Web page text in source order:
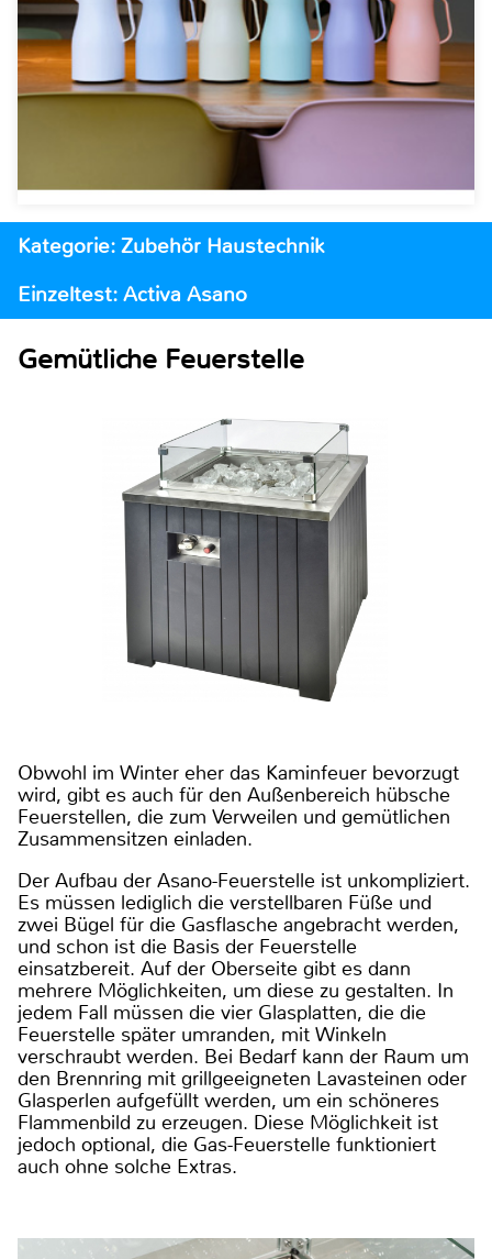
Kategorie: Zubehör Haustechnik
Einzeltest: Activa Asano
Gemütliche Feuerstelle
Obwohl im Winter eher das Kaminfeuer bevorzugt
wird, gibt es auch für den Außenbereich hübsche
Feuerstellen, die zum Verweilen und gemütlichen
Zusammensitzen einladen.
Der Aufbau der Asano-Feuerstelle ist unkompliziert.
Es müssen lediglich die verstellbaren Füße und
zwei Bügel für die Gasflasche angebracht werden,
und schon ist die Basis der Feuerstelle
einsatzbereit. Auf der Oberseite gibt es dann
mehrere Möglichkeiten, um diese zu gestalten. In
jedem Fall müssen die vier Glasplatten, die die
Feuerstelle später umranden, mit Winkeln
verschraubt werden. Bei Bedarf kann der Raum um
den Brennring mit grillgeeigneten Lavasteinen oder
Glasperlen aufgefüllt werden, um ein schöneres
Flammenbild zu erzeugen. Diese Möglichkeit ist
jedoch optional, die Gas-Feuerstelle funktioniert
auch ohne solche Extras.